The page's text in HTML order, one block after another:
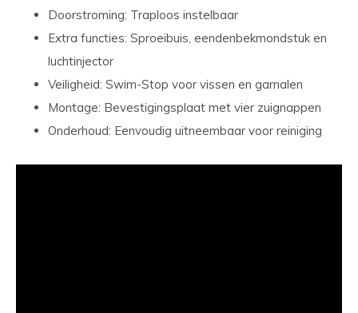
Doorstroming: Traploos instelbaar
Extra functies: Sproeibuis, eendenbekmondstuk en
luchtinjector
Veiligheid: Swim-Stop voor vissen en garnalen
Montage: Bevestigingsplaat met vier zuignappen
Onderhoud: Eenvoudig uitneembaar voor reiniging